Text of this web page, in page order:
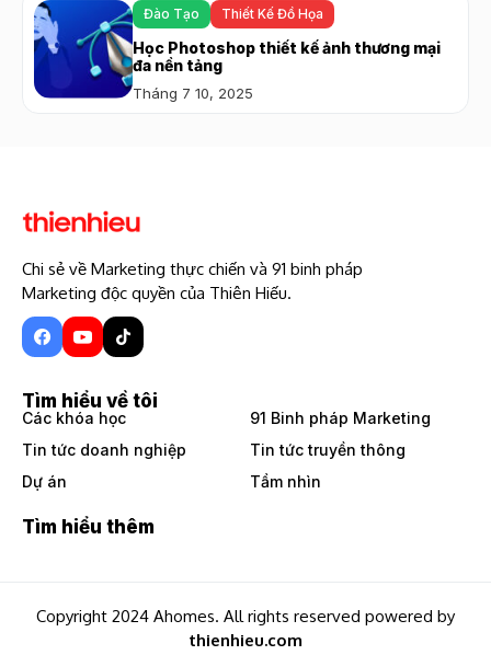
Đào Tạo Thiết Kế Đồ Họa
Học Photoshop thiết kế ảnh thương mại
đa nền tảng
Tháng 7 10, 2025
Chi sẻ về Marketing thực chiến và 91 binh pháp
Marketing độc quyền của Thiên Hiếu.
Tìm hiểu về tôi
Các khóa học
91 Binh pháp Marketing
Tin tức doanh nghiệp
Tin tức truyền thông
Dự án
Tầm nhìn
Tìm hiểu thêm
Copyright 2024 Ahomes. All rights reserved powered by
thienhieu.com